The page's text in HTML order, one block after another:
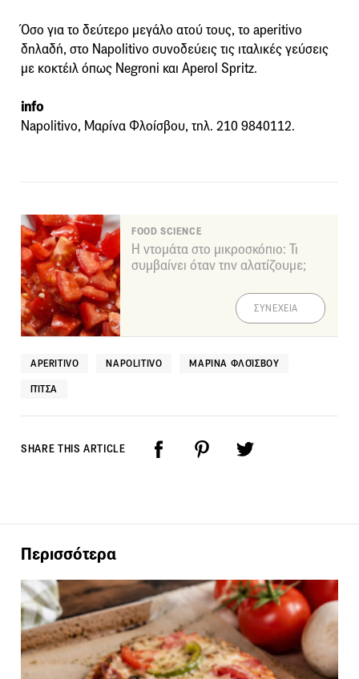
Όσο για το δεύτερο μεγάλο ατού τους, το aperitivo
δηλαδή, στο Napolitivo συνοδεύεις τις ιταλικές γεύσεις
με κοκτέιλ όπως Negroni και Aperol Spritz.
info
Napolitivo, Μαρίνα Φλοίσβου, τηλ. 210 9840112.
FOOD SCIENCE
Η ντομάτα στο μικροσκόπιο: Τι
συμβαίνει όταν την αλατίζουμε;
ΣΥΝΕΧΕΙΑ
APERITIVO NAPOLITIVO ΜΑΡΊΝΑ ΦΛΟΊΣΒΟΥ
ΠΊΤΣΑ
SHARE THIS ARTICLE
Περισσότερα